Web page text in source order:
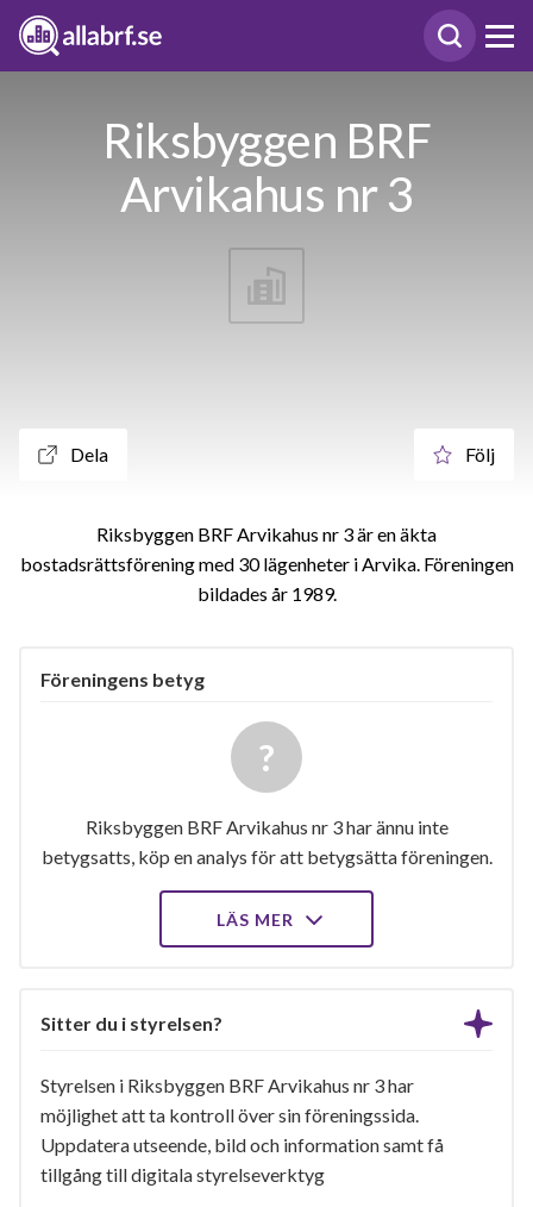
Riksbyggen BRF
Arvikahus nr 3
Dela Följ
Riksbyggen BRF Arvikahus nr 3 är en äkta
bostadsrättsförening med 30 lägenheter i Arvika. Föreningen
bildades år 1989
Föreningens betyg
Riksbyggen BRF Arvikahus nr 3 har ännu inte
betygsatts, köp en analys för att betygsätta föreningen.
LÄS MER
Sitter du i styrelsen?
Styrelsen i Riksbyggen BRF Arvikahus nr 3 har
möjlighet att ta kontroll över sin föreningssida.
Uppdatera utseende, bild och information samt få
tillgång till digitala styrelseverktyg